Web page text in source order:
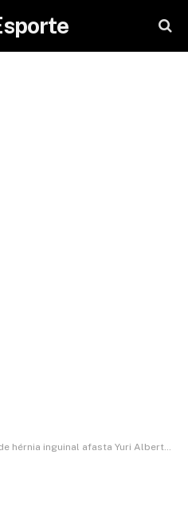
inguinal afasta Yuri Alberto do Corinthians por até oito semanas